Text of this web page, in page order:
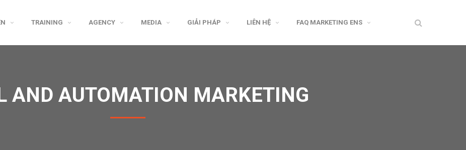
TRAINING AGENCY MEDIA GIẢI PHÁP LIÊN HỆ FAQ MARKETING ENS
AND AUTOMATION MARKETING